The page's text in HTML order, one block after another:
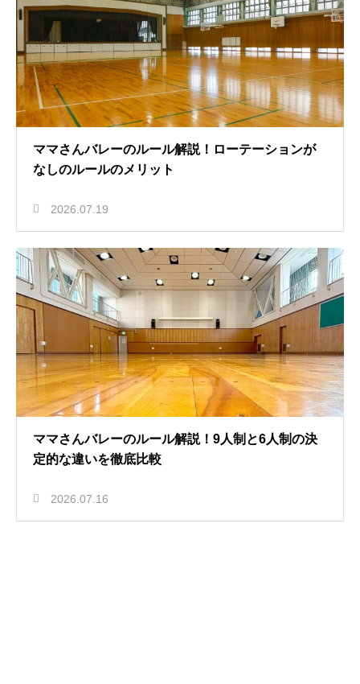
ママさんバレーのルール解説！ローテーションが
なしのルールのメリット
2026.07.19
ママさんバレーのルール解説！9人制と6人制の決
定的な違いを徹底比較
2026.07.16